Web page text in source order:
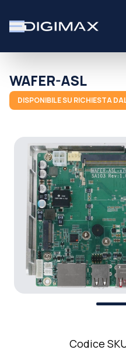
WAFER-ASL
DISPONIBILE SU RICHIESTA
Codice